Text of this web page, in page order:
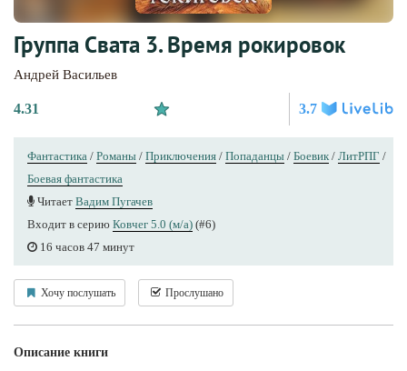
Группа Свата 3. Время рокировок
Андрей Васильев
4.31 3.7
Фантастика / Романы / Приключения / Попаданцы / Боевик / ЛитРПГ /
Боевая фантастика
Читает Вадим Пугачев
Входит в серию Ковчег 5.0 (м/а) (#6)
16 часов 47 минут
Хочу послушать Прослушано
Описание книги